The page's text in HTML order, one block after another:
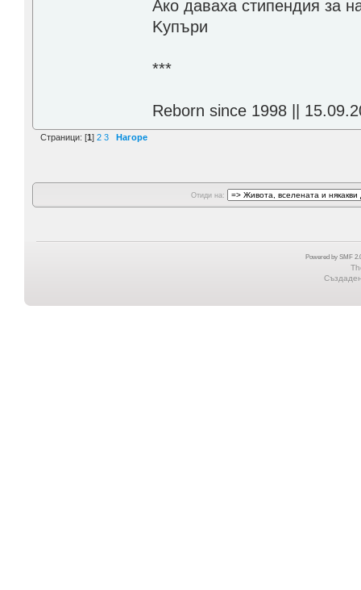
Aко даваха стипендия за
Kупъри
***
Reborn since 1998 ||
Страници: [1] 2 3 Нагоре
Отиди на:
Powered by SMF